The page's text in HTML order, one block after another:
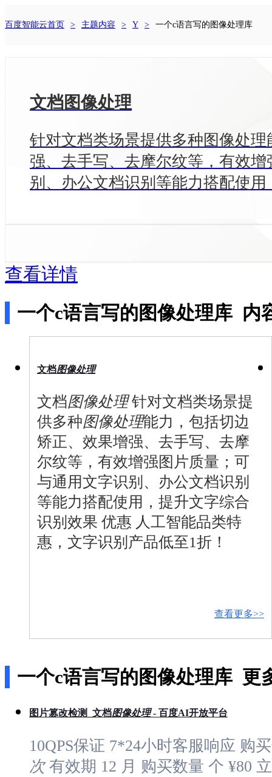
最
解
决
案
千
帆
社
区
店
企
服
云
合
与
开
者
与
支
了
台
百度智能云首页 主题内容 Y 一个c语言写的图像处理库
文档图像处理
针对文档类场景提供多种图像处
强、去手写、去摩尔纹等，有效
别、办公文档识别等能力搭配使
查看详情
一个c语言写的图像处理库 内
文档图像处理
文档图像处理针对文档类场景提
供多种图像处理能力，包括切边
矫正、效果增强、去手写、去摩
尔纹等，有效增强图片质量；可
与通用文字识别、办公文档识别
等能力搭配使用，提升文字综合
识别效果 优惠 人工智能品类特
惠，文字识别产品低至1折！
查看更多>>
一个c语言写的图像处理库 更
图片篡改检测_文档图像处理- 百度AI开放平台
10QPS保证 7*24小时客服响应 购
次有效期 12 月 购买数量 个 ¥80